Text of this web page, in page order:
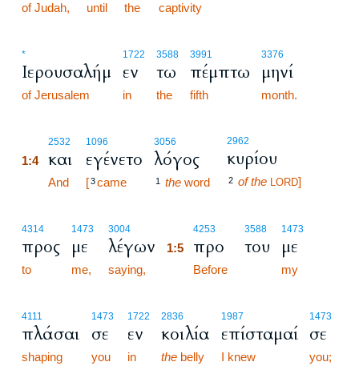
of Judah, until the captivity
*
Ιερουσαλήμ
of Jerusalem
1722
εν
in
3588
τω
the
3991
πέμπτω
fifth
3376
μηνί
month.
2532
1:4 και
And
1096
εγένετο
[3came
3056
λόγος
1 the word
2962
κυρίου
2 of the LORD]
4314
προς
to
1473
με
me,
3004
λέγων
saying,
4253
1:5 προ
Before
3588
του
1473
με
my
4111
πλάσαι
shaping
1473
σε
you
1722
εν
in
2836
κοιλία
the belly
1987
επίσταμαί
I knew
1473
σε
you;